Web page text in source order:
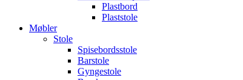
Plastbord
Plaststole
Møbler
Stole
Spisebordsstole
Barstole
Gyngestole